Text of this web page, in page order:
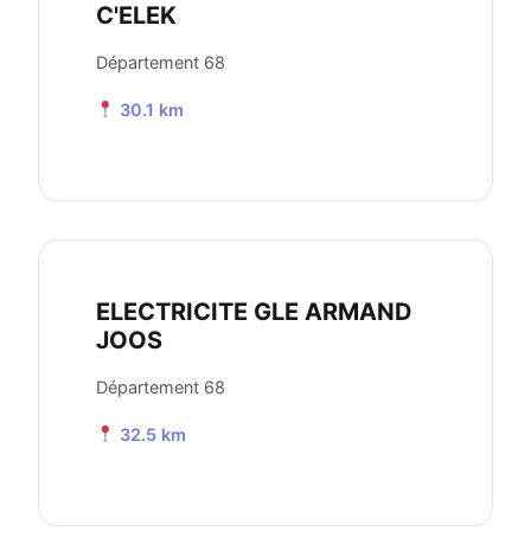
C'ELEK
Département 68
30.1 km
ELECTRICITE GLE ARMAND
JOOS
Département 68
32.5 km